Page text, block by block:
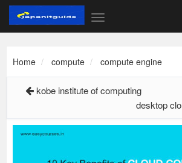
Home compute compute engine
kobe institute of computing
desktop